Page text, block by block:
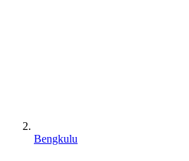
Bengkulu